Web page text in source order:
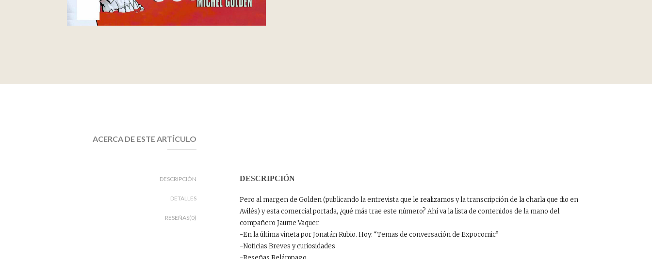
ACERCA DE ESTE ARTÍCULO
DESCRIPCIÓN
DETALLES
RESEÑAS(0)
DESCRIPCIÓN
Pero al margen de Golden (publicando la entrevista que le realizamos y la transcripción de la charla que dio en
Avilés) y esta comercial portada, ¿qué más trae este número? Ahí va la lista de contenidos de la mano del
compañero Jaume Vaquer.
-En la última viñeta por Jonatán Rubio. Hoy: “Temas de conversación de Expocomic”
-Noticias Breves y curiosidades